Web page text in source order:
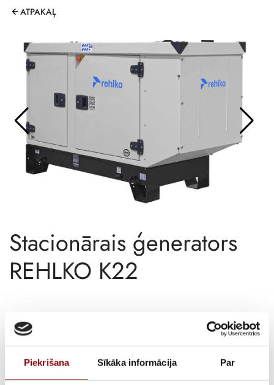
Piekrišana Sīkāka informācija Par
ATPAKAĻ
Stacionārais ģenerators
REHLKO K22
PIEGĀDES LAIKS, JA PRECE NAV
NOLIKTAVĀ RĪGĀ
2-4 mēneši